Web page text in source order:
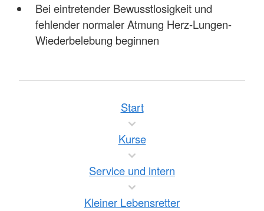
Bei eintretender Bewusstlosigkeit und
fehlender normaler Atmung Herz-Lungen-
Wiederbelebung beginnen
Start
Kurse
Service und intern
Kleiner Lebensretter